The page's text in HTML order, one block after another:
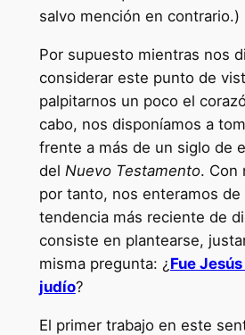
salvo mención en contrario.)
Por supuesto mientras nos
considerar este punto de
palpitarnos un poco el
cabo, nos disponíamos a
frente a más de un siglo de
del Nuevo Testamento. Con
por tanto, nos enteramos de
tendencia más reciente de
consiste en plantearse,
misma pregunta: ¿ Fue
judío?
El primer trabajo en este